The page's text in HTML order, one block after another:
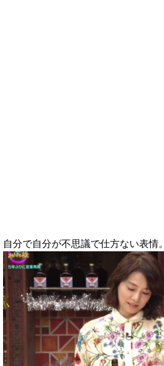
自分で自分が不思議で仕方ない表情。